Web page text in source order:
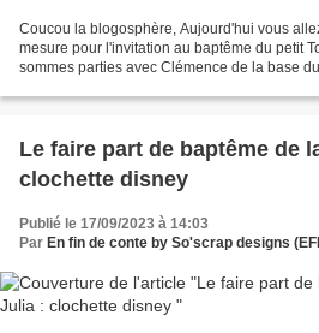
Coucou la blogosphère, Aujourd'hui vous
mesure pour l'invitation au baptême du petit
sommes parties avec Clémence de la base
Le faire part de baptême de
clochette disney
Publié le 17/09/2023 à 14:03
Par En fin de conte by So'scrap designs